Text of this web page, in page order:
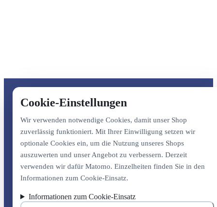
Cookie-Einstellungen
Wir verwenden notwendige Cookies, damit unser Shop
zuverlässig funktioniert. Mit Ihrer Einwilligung setzen wir
optionale Cookies ein, um die Nutzung unseres Shops
auszuwerten und unser Angebot zu verbessern. Derzeit
verwenden wir dafür Matomo. Einzelheiten finden Sie in den
Informationen zum Cookie-Einsatz.
Informationen zum Cookie-Einsatz